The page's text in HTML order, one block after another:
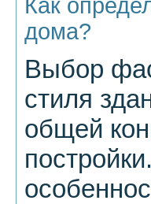
Как
дома?
Выбор
стиля
общей